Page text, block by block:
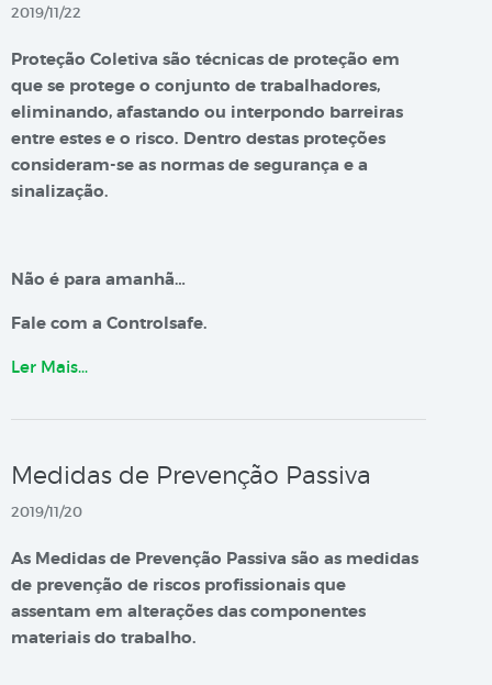
2019/11/22
Proteção Coletiva são técnicas de proteção em
que se protege o conjunto de trabalhadores,
eliminando, afastando ou interpondo barreiras
entre estes e o risco. Dentro destas proteções
consideram-se as normas de segurança e a
sinalização.
Não é para amanhã…
Fale com a Controlsafe.
Ler Mais…
Medidas de Prevenção Passiva
2019/11/20
As Medidas de Prevenção Passiva são as medidas
de prevenção de riscos profissionais que
assentam em alterações das componentes
materiais do trabalho.